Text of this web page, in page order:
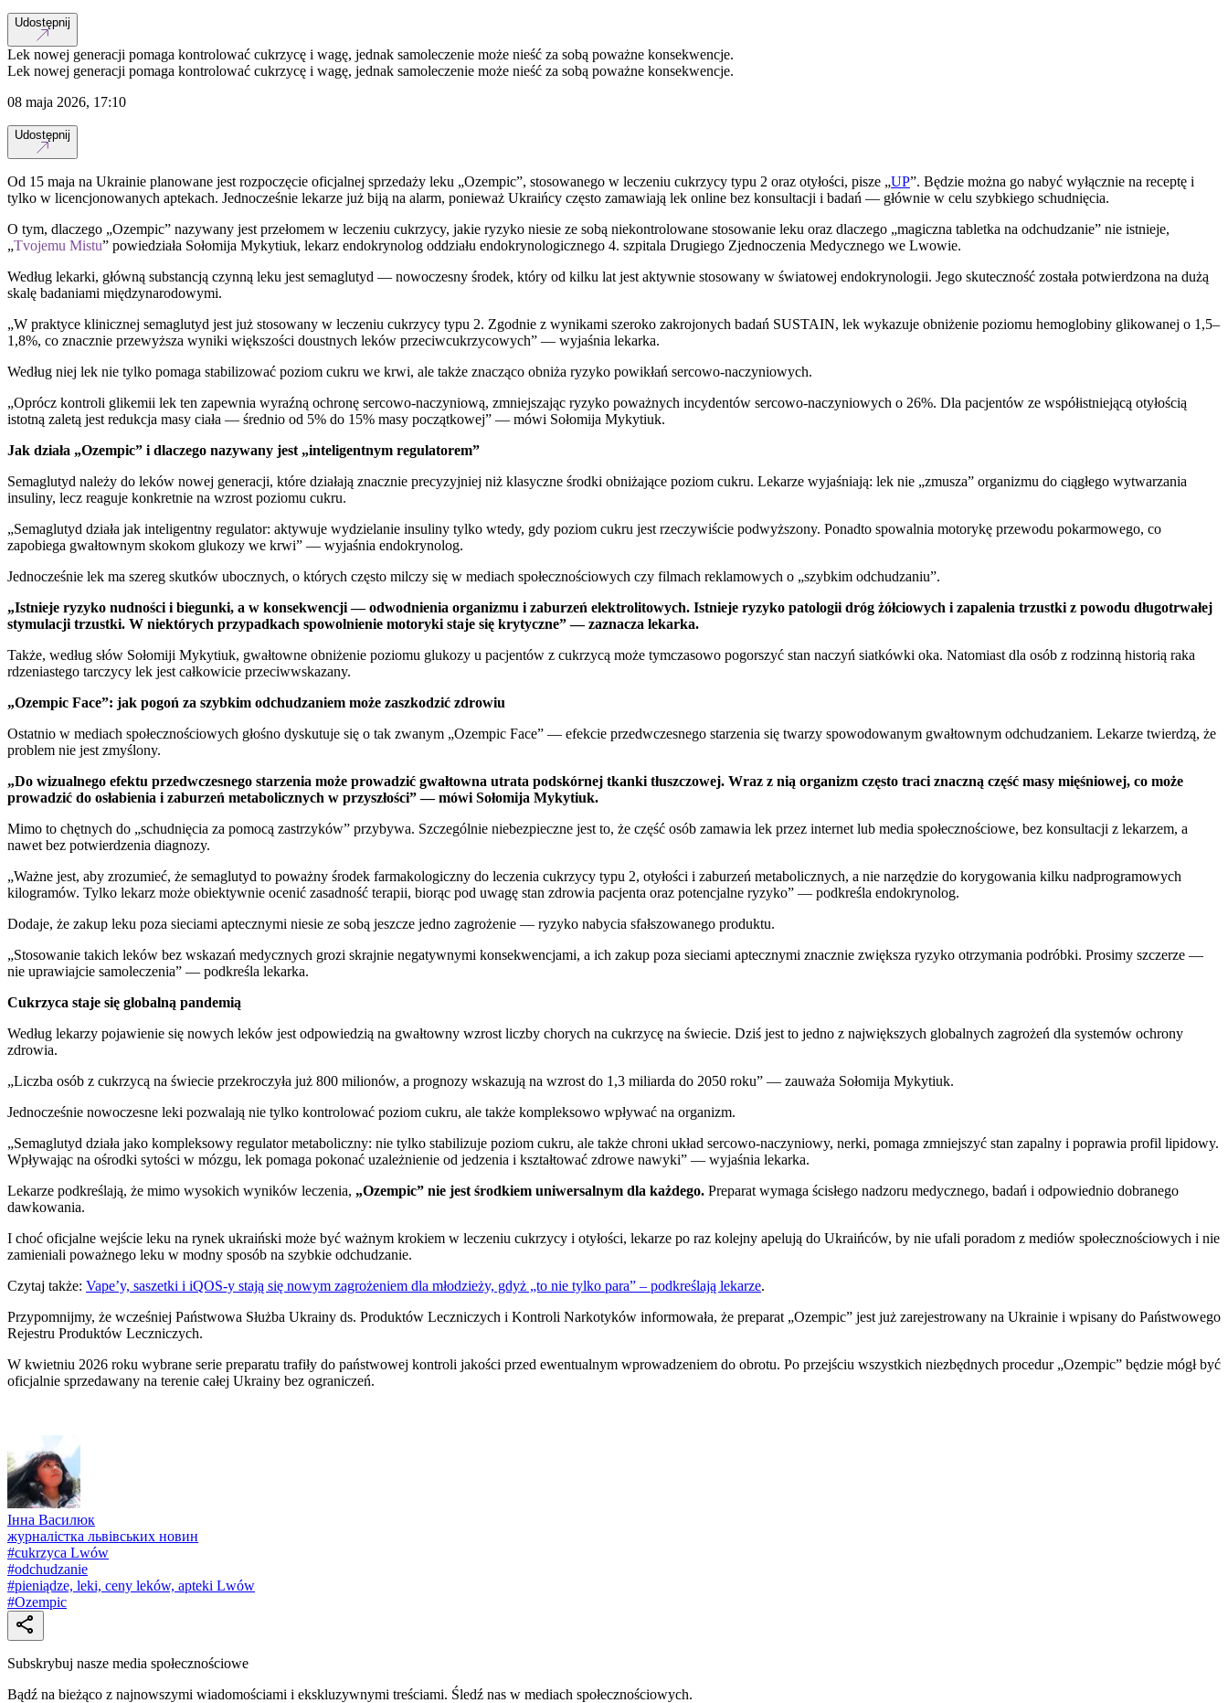
Udostępnij
Lek nowej generacji pomaga kontrolować cukrzycę i wagę, jednak samoleczenie może nieść za sobą poważne konsekwencje.
Lek nowej generacji pomaga kontrolować cukrzycę i wagę, jednak samoleczenie może nieść za sobą poważne konsekwencje.
08 maja 2026, 17:10
Udostępnij
Od 15 maja na Ukrainie planowane jest rozpoczęcie oficjalnej sprzedaży leku „Ozempic”, stosowanego w leczeniu cukrzycy typu 2 oraz otyłości, pisze „UP”. Będzie można go nabyć wyłącznie na receptę i
tylko w licencjonowanych aptekach. Jednocześnie lekarze już biją na alarm, ponieważ Ukraińcy często zamawiają lek online bez konsultacji i badań — głównie w celu szybkiego schudnięcia.
O tym, dlaczego „Ozempic” nazywany jest przełomem w leczeniu cukrzycy, jakie ryzyko niesie ze sobą niekontrolowane stosowanie leku oraz dlaczego „magiczna tabletka na odchudzanie” nie istnieje,
„Tvojemu Mistu” powiedziała Sołomija Mykytiuk, lekarz endokrynolog oddziału endokrynologicznego 4. szpitala Drugiego Zjednoczenia Medycznego we Lwowie.
Według lekarki, główną substancją czynną leku jest semaglutyd — nowoczesny środek, który od kilku lat jest aktywnie stosowany w światowej endokrynologii. Jego skuteczność została potwierdzona na dużą
skalę badaniami międzynarodowymi.
„W praktyce klinicznej semaglutyd jest już stosowany w leczeniu cukrzycy typu 2. Zgodnie z wynikami szeroko zakrojonych badań SUSTAIN, lek wykazuje obniżenie poziomu hemoglobiny glikowanej o 1,5–
1,8%, co znacznie przewyższa wyniki większości doustnych leków przeciwcukrzycowych” — wyjaśnia lekarka.
Według niej lek nie tylko pomaga stabilizować poziom cukru we krwi, ale także znacząco obniża ryzyko powikłań sercowo-naczyniowych.
„Oprócz kontroli glikemii lek ten zapewnia wyraźną ochronę sercowo-naczyniową, zmniejszając ryzyko poważnych incydentów sercowo-naczyniowych o 26%. Dla pacjentów ze współistniejącą otyłością
istotną zaletą jest redukcja masy ciała — średnio od 5% do 15% masy początkowej” — mówi Sołomija Mykytiuk.
Jak działa „Ozempic” i dlaczego nazywany jest „inteligentnym regulatorem”
Semaglutyd należy do leków nowej generacji, które działają znacznie precyzyjniej niż klasyczne środki obniżające poziom cukru. Lekarze wyjaśniają: lek nie „zmusza” organizmu do ciągłego wytwarzania
insuliny, lecz reaguje konkretnie na wzrost poziomu cukru.
„Semaglutyd działa jak inteligentny regulator: aktywuje wydzielanie insuliny tylko wtedy, gdy poziom cukru jest rzeczywiście podwyższony. Ponadto spowalnia motorykę przewodu pokarmowego, co
zapobiega gwałtownym skokom glukozy we krwi” — wyjaśnia endokrynolog.
Jednocześnie lek ma szereg skutków ubocznych, o których często milczy się w mediach społecznościowych czy filmach reklamowych o „szybkim odchudzaniu”.
„Istnieje ryzyko nudności i biegunki, a w konsekwencji — odwodnienia organizmu i zaburzeń elektrolitowych. Istnieje ryzyko patologii dróg żółciowych i zapalenia trzustki z powodu długotrwałej
stymulacji trzustki. W niektórych przypadkach spowolnienie motoryki staje się krytyczne” — zaznacza lekarka.
Także, według słów Sołomiji Mykytiuk, gwałtowne obniżenie poziomu glukozy u pacjentów z cukrzycą może tymczasowo pogorszyć stan naczyń siatkówki oka. Natomiast dla osób z rodzinną historią raka
rdzeniastego tarczycy lek jest całkowicie przeciwwskazany.
„Ozempic Face”: jak pogoń za szybkim odchudzaniem może zaszkodzić zdrowiu
Ostatnio w mediach społecznościowych głośno dyskutuje się o tak zwanym „Ozempic Face” — efekcie przedwczesnego starzenia się twarzy spowodowanym gwałtownym odchudzaniem. Lekarze twierdzą, że
problem nie jest zmyślony.
„Do wizualnego efektu przedwczesnego starzenia może prowadzić gwałtowna utrata podskórnej tkanki tłuszczowej. Wraz z nią organizm często traci znaczną część masy mięśniowej, co może
prowadzić do osłabienia i zaburzeń metabolicznych w przyszłości” — mówi Sołomija Mykytiuk.
Mimo to chętnych do „schudnięcia za pomocą zastrzyków” przybywa. Szczególnie niebezpieczne jest to, że część osób zamawia lek przez internet lub media społecznościowe, bez konsultacji z lekarzem, a
nawet bez potwierdzenia diagnozy.
„Ważne jest, aby zrozumieć, że semaglutyd to poważny środek farmakologiczny do leczenia cukrzycy typu 2, otyłości i zaburzeń metabolicznych, a nie narzędzie do korygowania kilku nadprogramowych
kilogramów. Tylko lekarz może obiektywnie ocenić zasadność terapii, biorąc pod uwagę stan zdrowia pacjenta oraz potencjalne ryzyko” — podkreśla endokrynolog.
Dodaje, że zakup leku poza sieciami aptecznymi niesie ze sobą jeszcze jedno zagrożenie — ryzyko nabycia sfałszowanego produktu.
„Stosowanie takich leków bez wskazań medycznych grozi skrajnie negatywnymi konsekwencjami, a ich zakup poza sieciami aptecznymi znacznie zwiększa ryzyko otrzymania podróbki. Prosimy szczerze —
nie uprawiajcie samoleczenia” — podkreśla lekarka.
Cukrzyca staje się globalną pandemią
Według lekarzy pojawienie się nowych leków jest odpowiedzią na gwałtowny wzrost liczby chorych na cukrzycę na świecie. Dziś jest to jedno z największych globalnych zagrożeń dla systemów ochrony
zdrowia.
„Liczba osób z cukrzycą na świecie przekroczyła już 800 milionów, a prognozy wskazują na wzrost do 1,3 miliarda do 2050 roku” — zauważa Sołomija Mykytiuk.
Jednocześnie nowoczesne leki pozwalają nie tylko kontrolować poziom cukru, ale także kompleksowo wpływać na organizm.
„Semaglutyd działa jako kompleksowy regulator metaboliczny: nie tylko stabilizuje poziom cukru, ale także chroni układ sercowo-naczyniowy, nerki, pomaga zmniejszyć stan zapalny i poprawia profil lipidowy.
Wpływając na ośrodki sytości w mózgu, lek pomaga pokonać uzależnienie od jedzenia i kształtować zdrowe nawyki” — wyjaśnia lekarka.
Lekarze podkreślają, że mimo wysokich wyników leczenia, „Ozempic” nie jest środkiem uniwersalnym dla każdego. Preparat wymaga ścisłego nadzoru medycznego, badań i odpowiednio dobranego
dawkowania.
I choć oficjalne wejście leku na rynek ukraiński może być ważnym krokiem w leczeniu cukrzycy i otyłości, lekarze po raz kolejny apelują do Ukraińców, by nie ufali poradom z mediów społecznościowych i nie
zamieniali poważnego leku w modny sposób na szybkie odchudzanie.
Czytaj także: Vape’y, saszetki i iQOS-y stają się nowym zagrożeniem dla młodzieży, gdyż „to nie tylko para” – podkreślają lekarze.
Przypomnijmy, że wcześniej Państwowa Służba Ukrainy ds. Produktów Leczniczych i Kontroli Narkotyków informowała, że preparat „Ozempic” jest już zarejestrowany na Ukrainie i wpisany do Państwowego
Rejestru Produktów Leczniczych.
W kwietniu 2026 roku wybrane serie preparatu trafiły do państwowej kontroli jakości przed ewentualnym wprowadzeniem do obrotu. Po przejściu wszystkich niezbędnych procedur „Ozempic” będzie mógł być
oficjalnie sprzedawany na terenie całej Ukrainy bez ograniczeń.
Інна Василюк
журналістка львівських новин
#cukrzyca Lwów
#odchudzanie
#pieniądze, leki, ceny leków, apteki Lwów
#Ozempic
Subskrybuj nasze media społecznościowe
Bądź na bieżąco z najnowszymi wiadomościami i ekskluzywnymi treściami. Śledź nas w mediach społecznościowych.